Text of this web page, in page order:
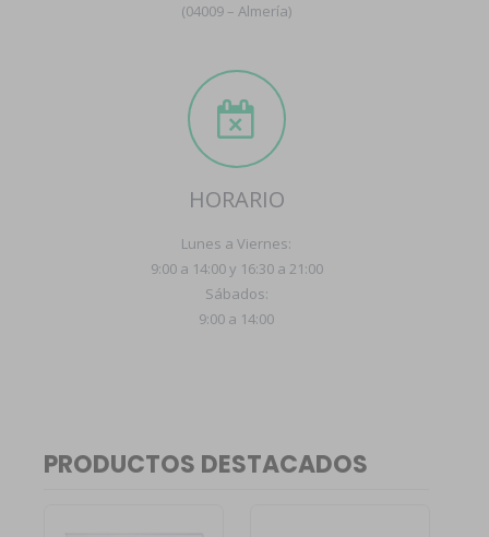
(04009 – Almería)
HORARIO
Lunes a Viernes:
9:00 a 14:00 y 16:30 a 21:00
Sábados:
9:00 a 14:00